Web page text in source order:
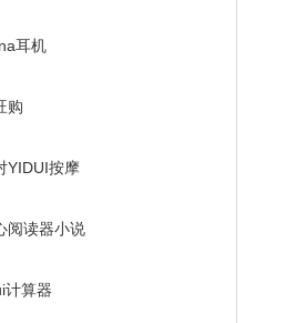
耳机
购
YIDUI按摩
阅读器小说
计算器